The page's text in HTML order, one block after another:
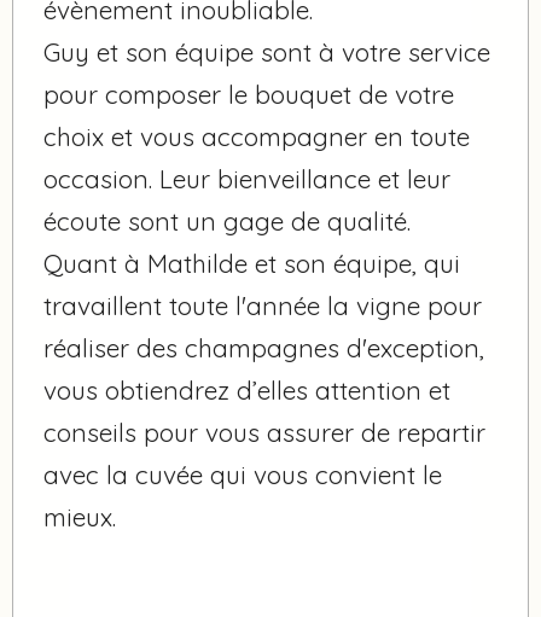
évènement inoubliable.
Guy et son équipe sont à votre service
pour composer le bouquet de votre
choix et vous accompagner en toute
occasion. Leur bienveillance et leur
écoute sont un gage de qualité.
Quant à Mathilde et son équipe, qui
travaillent toute l'année la vigne pour
réaliser des champagnes d'exception,
vous obtiendrez d’elles attention et
conseils pour vous assurer de repartir
avec la cuvée qui vous convient le
mieux.